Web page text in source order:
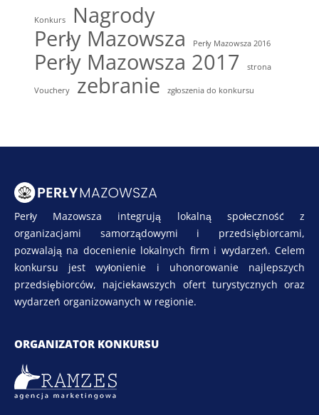
Konkurs
Nagrody
Perły Mazowsza
Perły Mazowsza 2016
Perły Mazowsza 2017 strona
Vouchery zebranie zgłoszenia do konkursu
Perły Mazowsza integrują lokalną społeczność z
organizacjami samorządowymi i przedsiębiorcami,
pozwalają na docenienie lokalnych firm i wydarzeń. Celem
konkursu jest wyłonienie i uhonorowanie najlepszych
przedsiębiorców, najciekawszych ofert turystycznych oraz
wydarzeń organizowanych w regionie.
ORGANIZATOR KONKURSU